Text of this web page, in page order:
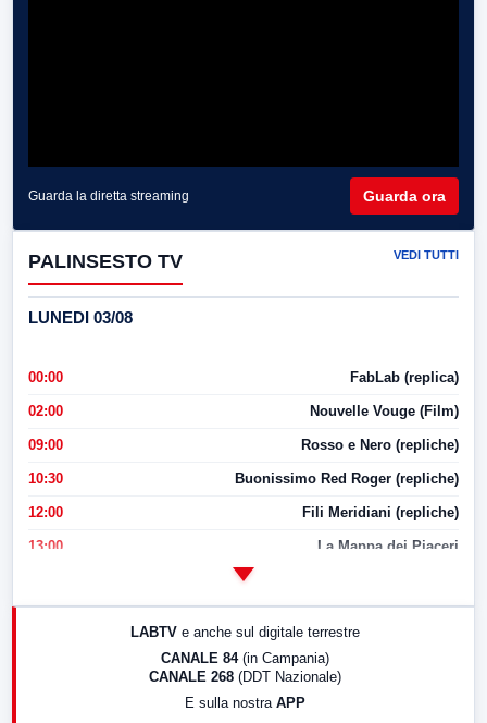
Guarda la diretta streaming Guarda ora
PALINSESTO TV VEDI TUTTI
LUNEDI 03/08
00:00 FabLab (replica)
02:00 Nouvelle Vouge (Film)
09:00 Rosso e Nero (repliche)
10:30 Buonissimo Red Roger (repliche)
12:00 Fili Meridiani (repliche)
13:00 La Mappa dei Piaceri
LABTV e anche sul digitale terrestre
CANALE 84 (in Campania)
CANALE 268 (DDT Nazionale)
E sulla nostra APP